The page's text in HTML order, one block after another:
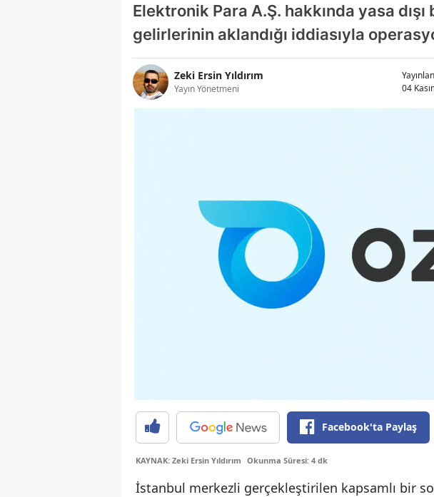
Elektronik Para A.Ş. hakkında yasa
gelirlerinin aklandığı iddiasıyla
Zeki Ersin Yıldırım
Yayın Yönetmeni
04
Facebook'ta Paylaş
KAYNAK: Zeki Ersin Yıldırım Okunma Süresi: 4 dk
İstanbul merkezli gerçekleştirilen kapsamlı bir